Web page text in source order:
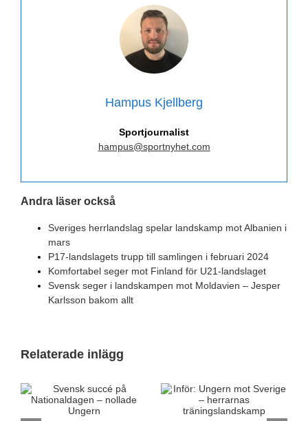
Hampus Kjellberg
Sportjournalist
hampus@sportnyhet.com
Andra läser också
Sveriges herrlandslag spelar landskamp mot Albanien i
mars
P17-landslagets trupp till samlingen i februari 2024
Komfortabel seger mot Finland för U21-landslaget
Svensk seger i landskampen mot Moldavien – Jesper
Karlsson bakom allt
Relaterade inlägg